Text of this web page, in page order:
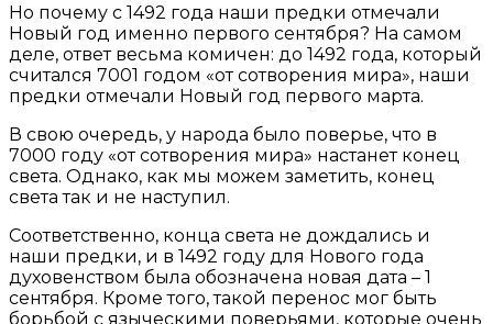
Но почему с 1492 года наши предки отмечали
Новый год именно первого сентября? На самом
деле, ответ весьма комичен: до 1492 года, который
считался 7001 годом «от сотворения мира», наши
предки отмечали Новый год первого марта.
В свою очередь, у народа было поверье, что в
7000 году «от сотворения мира» настанет конец
света. Однако, как мы можем заметить, конец
света так и не наступил.
Соответственно, конца света не дождались и
наши предки, и в 1492 году для Нового года
духовенством была обозначена новая дата – 1
сентября. Кроме того, такой перенос мог быть
борьбой с языческими поверьями, которые очень